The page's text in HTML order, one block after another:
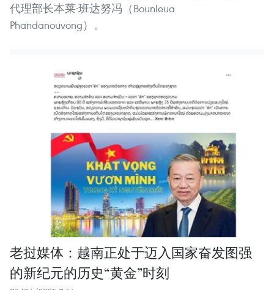
代理部长本莱·班达努冯（Bounleua
Phandanouvong）。
老挝媒体：越南正处于迈入国家奋发图强
的新纪元的历史“黄金”时刻